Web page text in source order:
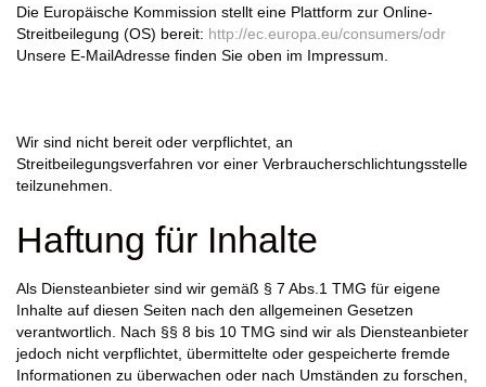
Die Europäische Kommission stellt eine Plattform zur Online-
Streitbeilegung (OS) bereit: http://ec.europa.eu/consumers/odr
Unsere E-MailAdresse finden Sie oben im Impressum.
Wir sind nicht bereit oder verpflichtet, an
Streitbeilegungsverfahren vor einer Verbraucherschlichtungsstelle
teilzunehmen.
Haftung für Inhalte
Als Diensteanbieter sind wir gemäß § 7 Abs.1 TMG für eigene
Inhalte auf diesen Seiten nach den allgemeinen Gesetzen
verantwortlich. Nach §§ 8 bis 10 TMG sind wir als Diensteanbieter
jedoch nicht verpflichtet, übermittelte oder gespeicherte fremde
Informationen zu überwachen oder nach Umständen zu forschen,